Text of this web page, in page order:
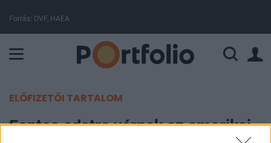
Forrás: OVF, HAEA
ELŐFIZETŐI TARTALOM
Fontos adatra várnak az amerikai